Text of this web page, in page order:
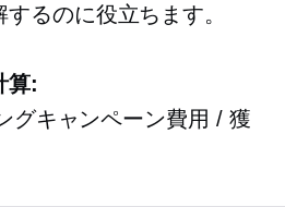
るのに役立ちます。
算:
グキャンペーン費用 / 獲